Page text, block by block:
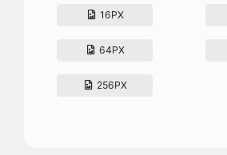
16PX
64PX
256PX